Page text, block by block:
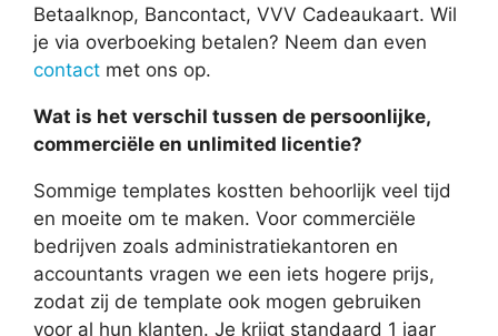
Betaalknop, Bancontact, VVV Cadeaukaart. Wil
je via overboeking betalen? Neem dan even
contact met ons op.
Wat is het verschil tussen de persoonlijke,
commerciële en unlimited licentie?
Sommige templates kostten behoorlijk veel tijd
en moeite om te maken. Voor commerciële
bedrijven zoals administratiekantoren en
accountants vragen we een iets hogere prijs,
zodat zij de template ook mogen gebruiken
voor al hun klanten. Je krijgt standaard 1 jaar